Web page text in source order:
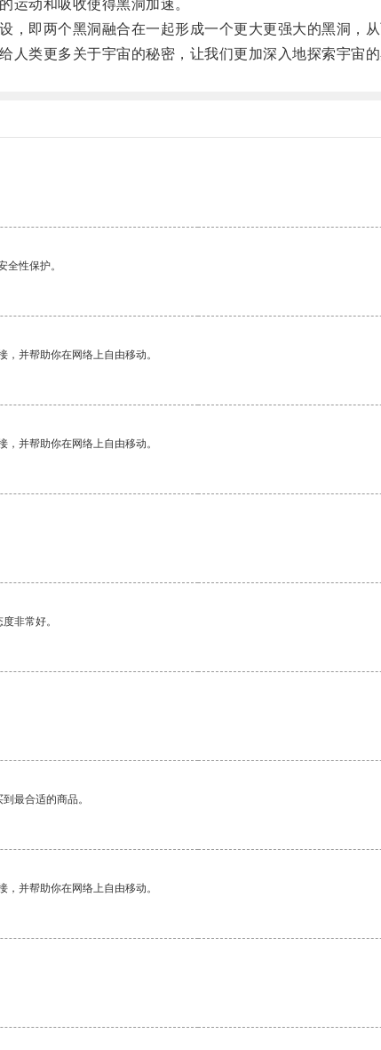
动和吸收使得黑洞加速。
即两个黑洞融合在一起形成一个更大更强大的黑洞，从
类更多关于宇宙的秘密，让我们更加深入地探索宇宙的
性保护。
并帮助你在网络上自由移动。
并帮助你在网络上自由移动。
非常好。
最合适的商品。
并帮助你在网络上自由移动。